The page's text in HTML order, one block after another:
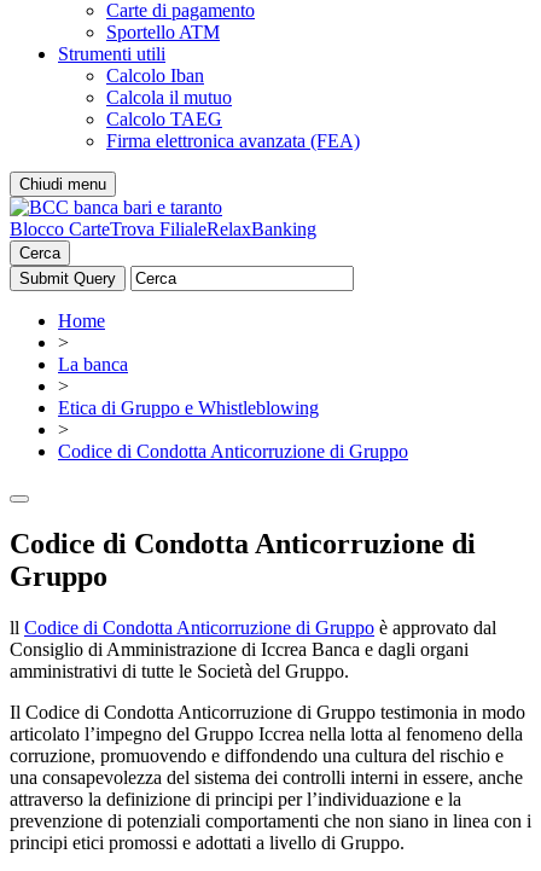
Carte di pagamento
Sportello ATM
Strumenti utili
Calcolo Iban
Calcola il mutuo
Calcolo TAEG
Firma elettronica avanzata (FEA)
Chiudi menu
Blocco CarteTrova FilialeRelaxBanking
Cerca
Home
>
La banca
>
Etica di Gruppo e Whistleblowing
>
Codice di Condotta Anticorruzione di Gruppo
Codice di Condotta Anticorruzione di
Gruppo
ll Codice di Condotta Anticorruzione di Gruppo è approvato dal
Consiglio di Amministrazione di Iccrea Banca e dagli organi
amministrativi di tutte le Società del Gruppo.
Il Codice di Condotta Anticorruzione di Gruppo testimonia in modo
articolato l’impegno del Gruppo Iccrea nella lotta al fenomeno della
corruzione, promuovendo e diffondendo una cultura del rischio e
una consapevolezza del sistema dei controlli interni in essere, anche
attraverso la definizione di principi per l’individuazione e la
prevenzione di potenziali comportamenti che non siano in linea con i
principi etici promossi e adottati a livello di Gruppo.